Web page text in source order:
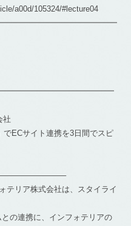
a00d/105324/#lecture04
社
イト連携を3日間でスピ
テリア株式会社は、スタイライ
の連携に、インフォテリアの